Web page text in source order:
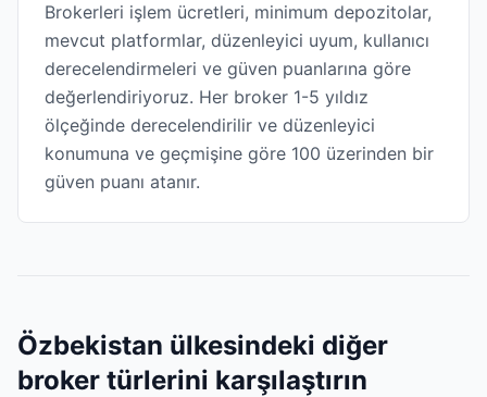
Brokerleri işlem ücretleri, minimum depozitolar,
mevcut platformlar, düzenleyici uyum, kullanıcı
derecelendirmeleri ve güven puanlarına göre
değerlendiriyoruz. Her broker 1-5 yıldız
ölçeğinde derecelendirilir ve düzenleyici
konumuna ve geçmişine göre 100 üzerinden bir
güven puanı atanır.
Özbekistan ülkesindeki diğer
broker türlerini karşılaştırın